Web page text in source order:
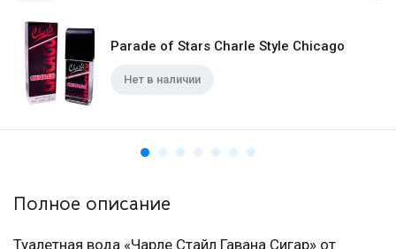
Parade of Stars Charle Style Chicago
Нет в наличии
Полное описание
Туалетная вода «Чарле Стайл Гавана Сигар» от